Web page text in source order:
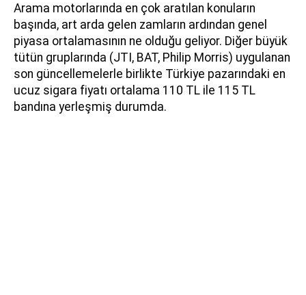
Arama motorlarında en çok aratılan konuların
başında, art arda gelen zamların ardından genel
piyasa ortalamasının ne olduğu geliyor. Diğer büyük
tütün gruplarında (JTI, BAT, Philip Morris) uygulanan
son güncellemelerle birlikte Türkiye pazarındaki en
ucuz sigara fiyatı ortalama 110 TL ile 115 TL
bandına yerleşmiş durumda.